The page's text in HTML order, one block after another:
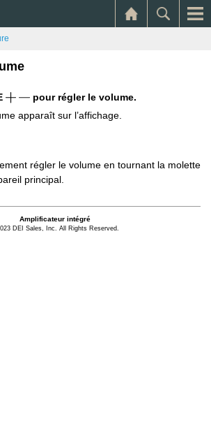
pour régler le volume.
apparaît sur l’affichage.
régler le volume en tournant la molette
principal.
Amplificateur intégré
DEI Sales, Inc. All Rights Reserved.